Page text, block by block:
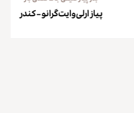
پیاز ارلی‌وایت‌گرانو – کندر